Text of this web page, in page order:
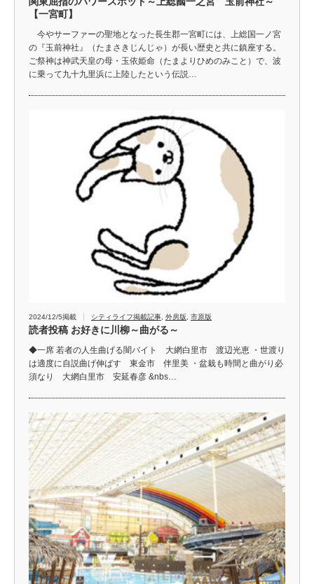
【一宮町】
今やサーファーの聖地となった長生郡一宮町には、上総国一ノ宮
の『玉前神社』（たまさきじんじゃ）が長い歴史と共に鎮座する。
ご祭神は神武天皇の母・玉依姫命（たまよりひめのみこと）で、波
に乗って九十九里浜に上陸したという伝説…
2024/12/5掲載 シティライフ掲載記事 外房版 市原版
読者投稿 お好きに川柳～曲がる～
◆一席 若者の人生曲げる闇バイト 大網白里市 渡辺光恵 ・世渡り
は適度に自説曲げ伸ばす 東金市 伴里美 ・盆栽も時間と曲がり必
須なり 大網白里市 安延春彦 &nbs…